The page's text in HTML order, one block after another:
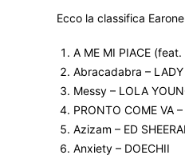
Ecco la classifica
A ME MI PIACE
Abracadabra – LADY
Messy – LOLA
PRONTO COME VA
Azizam – ED
Anxiety – DOECHII